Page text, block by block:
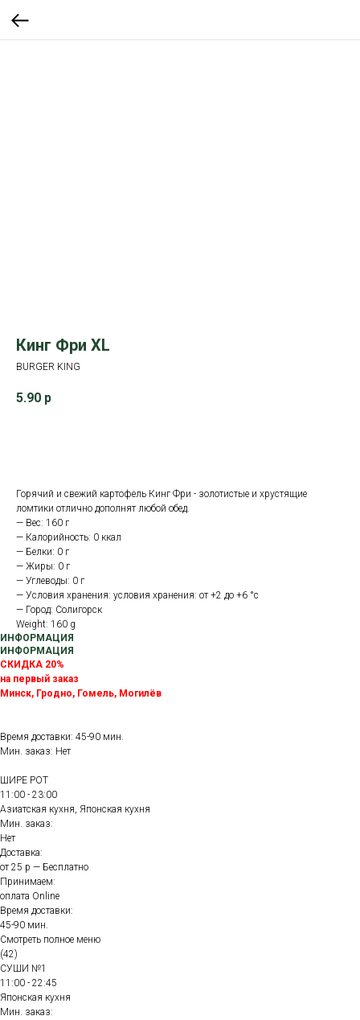
Кинг Фри XL
BURGER KING
5.90 р
Горячий и свежий картофель Кинг Фри - золотистые и хрустящие
ломтики отлично дополнят любой обед.
— Вес: 160 г
— Калорийность: 0 ккал
— Белки: 0 г
— Жиры: 0 г
— Углеводы: 0 г
— Условия хранения: условия хранения: от +2 до +6 °с
— Город: Солигорск
Weight: 160 g
ИНФОРМАЦИЯ
ИНФОРМАЦИЯ
СКИДКА 20%
на первый заказ
Минск, Гродно, Гомель, Могилёв
Время доставки: 45-90 мин.
Мин. заказ: Нет
ШИРЕ РОТ
11:00 - 23:00
Азиатская кухня, Японская кухня
Мин. заказ:
Нет
Доставка:
от 25 р — Бесплатно
Принимаем:
оплата Online
Время доставки:
45-90 мин.
Смотреть полное меню
(42)
СУШИ №1
11:00 - 22:45
Японская кухня
Мин. заказ: